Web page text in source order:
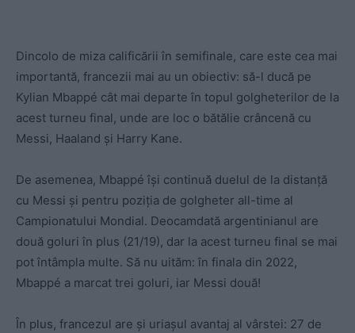
Dincolo de miza calificării în semifinale, care este cea mai
importantă, francezii mai au un obiectiv: să-l ducă pe
Kylian Mbappé cât mai departe în topul golgheterilor de la
acest turneu final, unde are loc o bătălie crâncenă cu
Messi, Haaland și Harry Kane.
De asemenea, Mbappé își continuă duelul de la distanță
cu Messi și pentru poziția de golgheter all-time al
Campionatului Mondial. Deocamdată argentinianul are
două goluri în plus (21/19), dar la acest turneu final se mai
pot întâmpla multe. Să nu uităm: în finala din 2022,
Mbappé a marcat trei goluri, iar Messi două!
În plus, francezul are și uriașul avantaj al vârstei: 27 de